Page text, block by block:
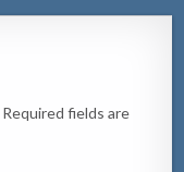
Required fields are